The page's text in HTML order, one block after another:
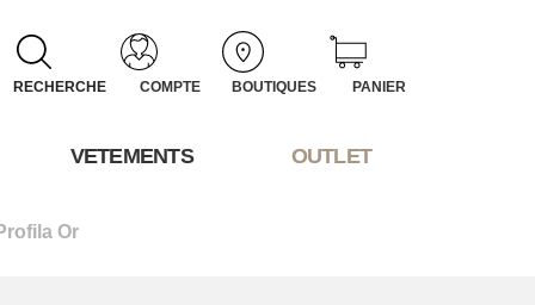
RECHERCHE COMPTE BOUTIQUES PANIER
VETEMENTS OUTLET
Or